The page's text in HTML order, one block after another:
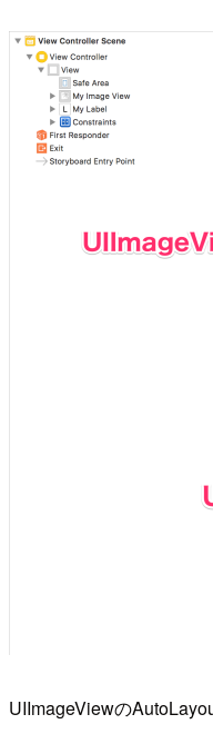
UIImageViewの